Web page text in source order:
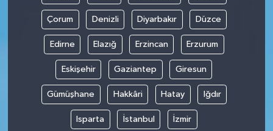
Çorum Denizli Diyarbakır Düzce
Edirne Elazığ Erzincan Erzurum
Eskişehir Gaziantep Giresun
Gümüşhane Hakkâri Hatay Iğdır
Isparta İstanbul İzmir